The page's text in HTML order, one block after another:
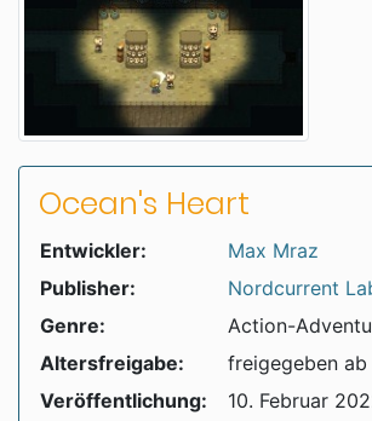
Ocean's Heart
Entwickler:
Max Mraz
Publisher:
Nordcurrent
Genre:
Action-
Altersfreigabe:
freigegeben
Veröffentlichung:
10. Februar